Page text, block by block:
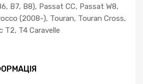
B7, B8), Passat CC, Passat W8,
(2008-), Touran, Touran Cross,
T2, T4 Caravelle